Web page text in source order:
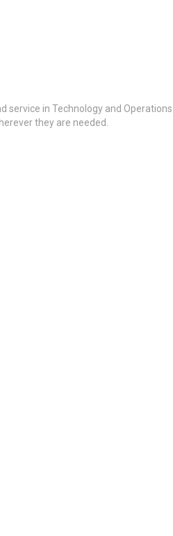
in Technology and
they are needed.